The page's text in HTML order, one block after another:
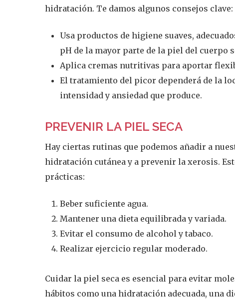
hidratación. Te damos algunos consejos clave:
Usa productos de higiene suaves,
pH de la mayor parte de la piel del cuerpo
Aplica cremas nutritivas para aportar
El tratamiento del picor dependerá de la
intensidad y ansiedad que produce.
PREVENIR LA PIEL SECA
Hay ciertas rutinas que podemos añadir a
hidratación cutánea y a prevenir la xerosis.
prácticas:
Beber suficiente agua.
Mantener una dieta equilibrada y variada.
Evitar el consumo de alcohol y tabaco.
Realizar ejercicio regular moderado.
Cuidar la piel seca es esencial para evitar
hábitos como una hidratación adecuada, una